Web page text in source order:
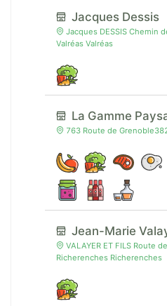
Jacques Dessis
Jacques DESSIS Chemin
Valréas Valréas
La Gamme
763 Route de
Jean-Marie
VALAYER ET FILS Route
Richerenches Richerenches